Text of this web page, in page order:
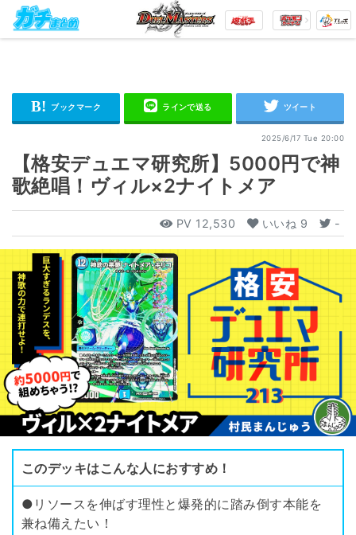
2025/6/17 Tue 20:00
【格安デュエマ研究所】5000円で神
歌絶唱！ヴィル×2ナイトメア
PV 12,530 いいね 9 -
このデッキはこんな人におすすめ！
●リソースを伸ばす理性と爆発的に踏み倒す本能を
兼ね備えたい！